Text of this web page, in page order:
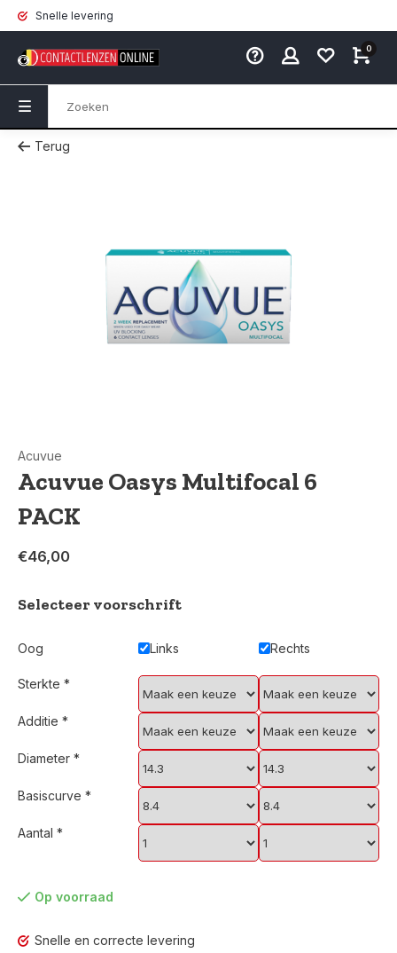
Snelle levering
0
Terug
Acuvue
Acuvue Oasys Multifocal 6
PACK
€46,00
Selecteer voorschrift
Oog Links Rechts
Sterkte *
Additie *
Diameter *
Basiscurve *
Aantal *
Op voorraad
Snelle en correcte levering